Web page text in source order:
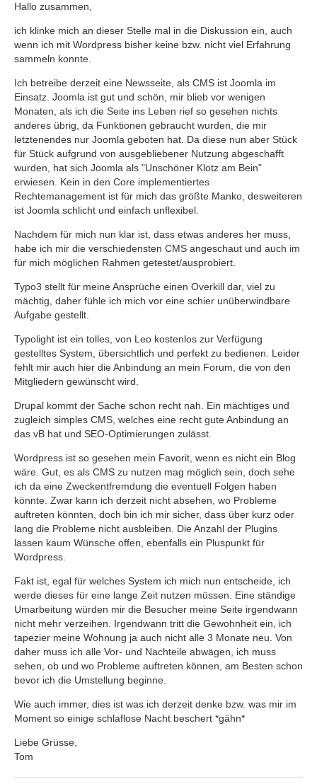
so etwas mit wordpress zu bauen wäre overkill im quadrat!
umwandeln zu wollen - nur vielleicht eher etwas weniger
problematisch.
Hallo zusammen,
ich klinke mich an dieser Stelle mal in die Diskussion ein, auch
wenn ich mit Wordpress bisher keine bzw. nicht viel Erfahrung
sammeln konnte.
Ich betreibe derzeit eine Newsseite, als CMS ist Joomla im
Einsatz. Joomla ist gut und schön, mir blieb vor wenigen
Monaten, als ich die Seite ins Leben rief so gesehen nichts
anderes übrig, da Funktionen gebraucht wurden, die mir
letztenendes nur Joomla geboten hat. Da diese nun aber Stück
für Stück aufgrund von ausgebliebener Nutzung abgeschafft
wurden, hat sich Joomla als "Unschöner Klotz am Bein"
erwiesen. Kein in den Core implementiertes
Rechtemanagement ist für mich das größte Manko, desweiteren
ist Joomla schlicht und einfach unflexibel.
Nachdem für mich nun klar ist, dass etwas anderes her muss,
habe ich mir die verschiedensten CMS angeschaut und auch im
für mich möglichen Rahmen getestet/ausprobiert.
Typo3 stellt für meine Ansprüche einen Overkill dar, viel zu
mächtig, daher fühle ich mich vor eine schier unüberwindbare
Aufgabe gestellt.
Typolight ist ein tolles, von Leo kostenlos zur Verfügung
gestelltes System, übersichtlich und perfekt zu bedienen. Leider
fehlt mir auch hier die Anbindung an mein Forum, die von den
Mitgliedern gewünscht wird.
Drupal kommt der Sache schon recht nah. Ein mächtiges und
zugleich simples CMS, welches eine recht gute Anbindung an
das vB hat und SEO-Optimierungen zulässt.
Wordpress ist so gesehen mein Favorit, wenn es nicht ein Blog
wäre. Gut, es als CMS zu nutzen mag möglich sein, doch sehe
ich da eine Zweckentfremdung die eventuell Folgen haben
könnte. Zwar kann ich derzeit nicht absehen, wo Probleme
auftreten könnten, doch bin ich mir sicher, dass über kurz oder
lang die Probleme nicht ausbleiben. Die Anzahl der Plugins
lassen kaum Wünsche offen, ebenfalls ein Pluspunkt für
Wordpress.
Fakt ist, egal für welches System ich mich nun entscheide, ich
werde dieses für eine lange Zeit nutzen müssen. Eine ständige
Umarbeitung würden mir die Besucher meine Seite irgendwann
nicht mehr verzeihen. Irgendwann tritt die Gewohnheit ein, ich
tapezier meine Wohnung ja auch nicht alle 3 Monate neu. Von
daher muss ich alle Vor- und Nachteile abwägen, ich muss
sehen, ob und wo Probleme auftreten können, am Besten schon
bevor ich die Umstellung beginne.
Wie auch immer, dies ist was ich derzeit denke bzw. was mir im
Moment so einige schlaflose Nacht beschert *gähn*
Liebe Grüsse,
Tom